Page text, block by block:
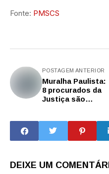
Fonte: PMSCS
POSTAGEM ANTERIOR
Muralha Paulista:
8 procurados da
Justiça são
facial no estádio
do Corinthians
DEIXE UM